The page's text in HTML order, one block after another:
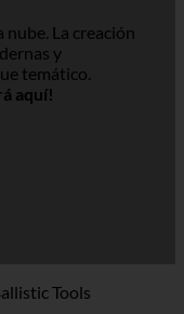
nube. La creación
y
temático.
aquí!
Tools